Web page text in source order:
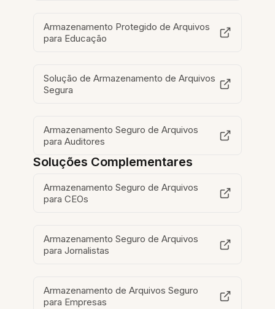
Armazenamento Protegido de Arquivos
para Educação
Solução de Armazenamento de Arquivos
Segura
Armazenamento Seguro de Arquivos
para Auditores
Soluções Complementares
Armazenamento Seguro de Arquivos
para CEOs
Armazenamento Seguro de Arquivos
para Jornalistas
Armazenamento de Arquivos Seguro
para Empresas